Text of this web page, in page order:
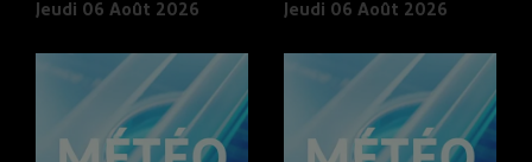
Jeudi 06 Août 2026 Jeudi 06 Août 2026